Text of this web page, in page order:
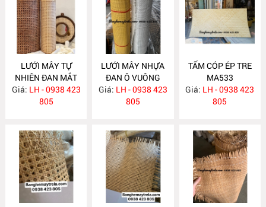
LƯỚI MÂY TỰ
NHIÊN ĐAN MẮT
CÁO MA673
Giá: LH - 0938 423
805
LƯỚI MÂY NHỰA
ĐAN Ô VUÔNG
MA617
Giá: LH - 0938 423
805
TẤM CÓP ÉP TRE
MA533
Giá: LH - 0938 423
805